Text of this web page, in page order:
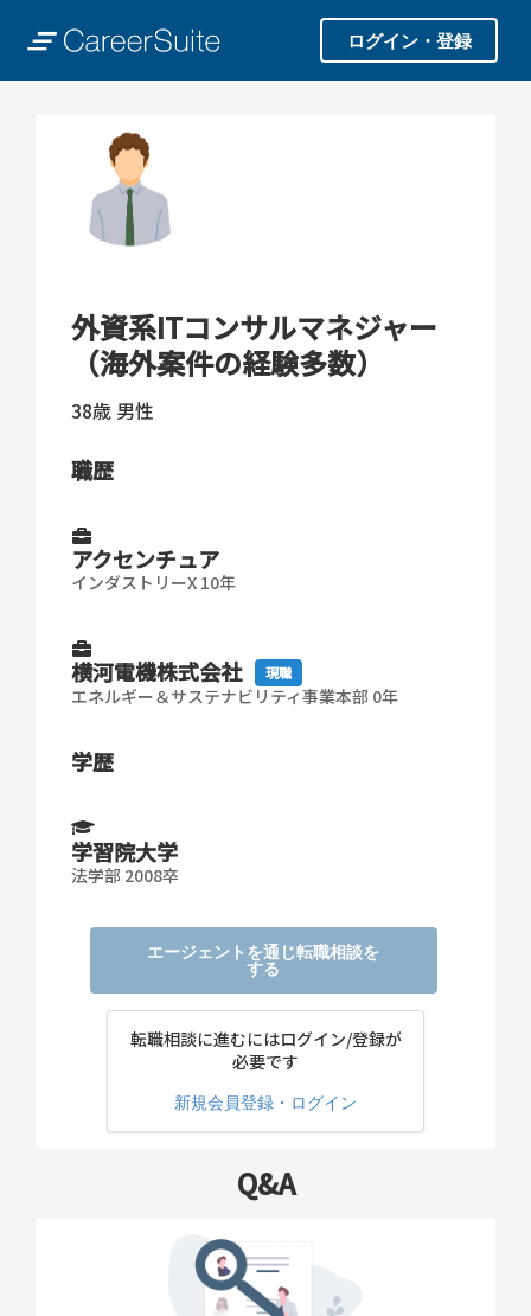
ログイン・登録
外資系ITコンサルマネジャー
（海外案件の経験多数）
38歳 男性
職歴
アクセンチュア
インダストリーX 10年
横河電機株式会社 現職
エネルギー＆サステナビリティ事業本部 0年
学歴
学習院大学
法学部 2008卒
エージェントを通じ転職相談を
する
転職相談に進むにはログイン/登録が
必要です
新規会員登録・ログイン
Q&A